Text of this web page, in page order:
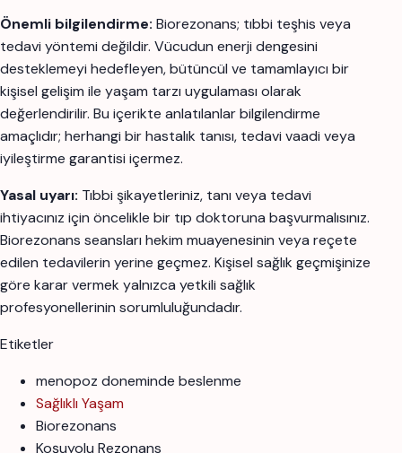
Önemli bilgilendirme: Biorezonans; tıbbi teşhis veya
tedavi yöntemi değildir. Vücudun enerji dengesini
desteklemeyi hedefleyen, bütüncül ve tamamlayıcı bir
kişisel gelişim ile yaşam tarzı uygulaması olarak
değerlendirilir. Bu içerikte anlatılanlar bilgilendirme
amaçlıdır; herhangi bir hastalık tanısı, tedavi vaadi veya
iyileştirme garantisi içermez.
Yasal uyarı: Tıbbi şikayetleriniz, tanı veya tedavi
ihtiyacınız için öncelikle bir tıp doktoruna başvurmalısınız.
Biorezonans seansları hekim muayenesinin veya reçete
edilen tedavilerin yerine geçmez. Kişisel sağlık geçmişinize
göre karar vermek yalnızca yetkili sağlık
profesyonellerinin sorumluluğundadır.
Etiketler
menopoz doneminde beslenme
Sağlıklı Yaşam
Biorezonans
Koşuyolu Rezonans